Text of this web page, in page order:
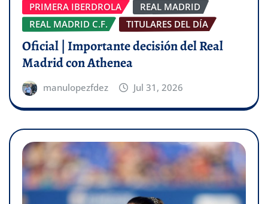
PRIMERA IBERDROLA
REAL MADRID
REAL MADRID C.F.
TITULARES DEL DÍA
Oficial | Importante decisión del Real
Madrid con Athenea
manulopezfdez Jul 31, 2026